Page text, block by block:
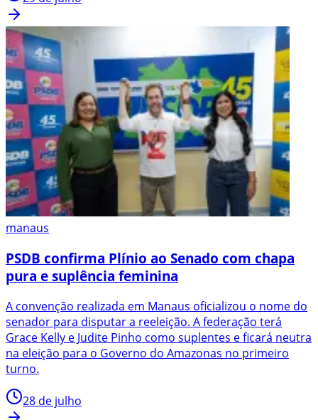
manaus
PSDB confirma Plínio ao Senado com chapa
pura e suplência feminina
A convenção realizada em Manaus oficializou o nome do
senador para disputar a reeleição. A federação terá
Grace Kelly e Judite Pinho como suplentes e ficará neutra
na eleição para o Governo do Amazonas no primeiro
turno.
28 de julho